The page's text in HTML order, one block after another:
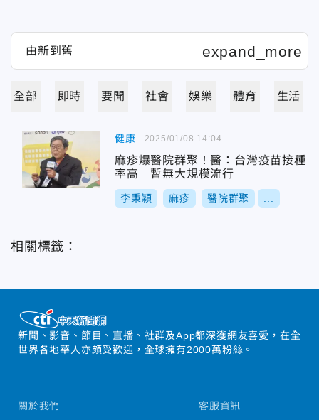
全部 即時 要聞 社會 娛樂 體育 生活
健康
麻疹爆醫院群聚！醫：台灣疫苗接種
率高 暫無大規模流行
李秉穎 麻疹 醫院群聚
2025/01/08 14:04
相關標籤：
新聞、影音、節目、直播、社群及App都深獲網友喜愛，在全
世界各地華人亦頗受歡迎，全球擁有2000萬粉絲。
關於我們 客服資訊